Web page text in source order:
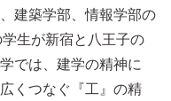
建築学部、情報学部の
生が新宿と八王子の
では、建学の精神に
くつなぐ『工』の精